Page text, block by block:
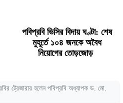
পবিপ্রবি ভিসির বিদায় ঘণ্টা: শেষ
মুহূর্তে ১০৪ জনকে অবৈধ
নিয়োগের তোড়জোড়
ট্রেজারার হলেন পবিপ্রবি অধ্যাপক ড. মো.